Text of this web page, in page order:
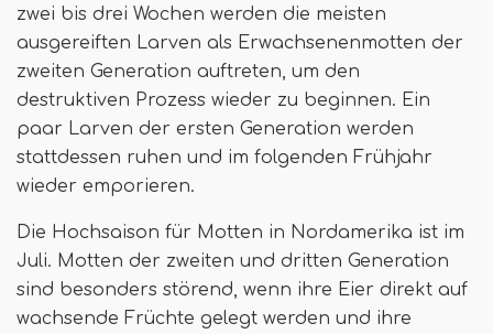
zwei bis drei Wochen werden die meisten
ausgereiften Larven als Erwachsenenmotten der
zweiten Generation auftreten, um den
destruktiven Prozess wieder zu beginnen. Ein
paar Larven der ersten Generation werden
stattdessen ruhen und im folgenden Frühjahr
wieder emporieren.
Die Hochsaison für Motten in Nordamerika ist im
Juli. Motten der zweiten und dritten Generation
sind besonders störend, wenn ihre Eier direkt auf
wachsende Früchte gelegt werden und ihre